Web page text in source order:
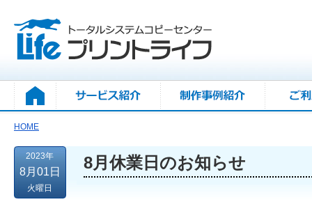
HOME
2023年
8月01日
火曜日
8月休業日のお知らせ